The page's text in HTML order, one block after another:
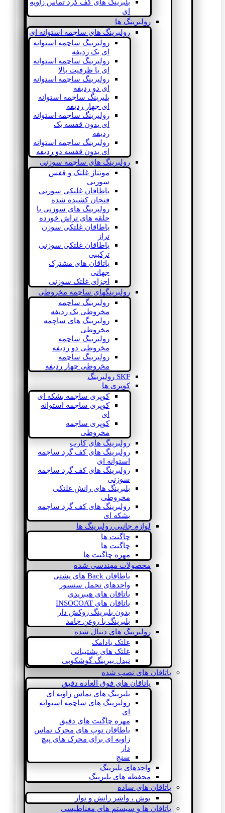
بلبرینگ های کف گرد تماس زاویه
ای
رولبرینگ ها
رولبرینگ های ساچمه استوانه ای
رولبرینگ ساچمه استوانه
ای یک ردیفه
رولبرینگ ساچمه استوانه
ای با ظرفیت بالا
رولبرینگ ساچمه استوانه
ای دو ردیفه
بلبرینگ ساچمه استوانه
ای چهار ردیفه
رولبرینگ ساچمه استوانه
ای بدون قفسه یک
ردیفه
رولبرینگ ساچمه استوانه
ای بدون قفسه دو ردیفه
رولبرینگ های ساچمه سوزنی
مونتاژ غلتک و قفس
سوزنی
یاطاقان غلتکی سوزنی
فنجان کشیده شده
رولبرینگ های سوزنی با
حلقه های تراش خورده
یاطاقان غلتکی سوزن
تراز
یاطاقان غلتکی سوزنی
ترکیبی
یاتاقان های مشترک
جهانی
اجزای غلتک سوزنی
رولبرینگهای ساچمه مخروطی
رولبرینگ ساچمه
مخروطی یک ردیفه
رولبرینگ های ساچمه
مخروطی
رولبرینگ ساچمه
مخروطی دو ردیفه
رولبرینگ ساچمه
مخروطی چهار ردیفه
SKF رولبرینگ
کوپری ها
کوپری ساچمه بشکه ای
کوپری ساچمه استوانه
ای
کوپری ساچمه
مخروطی
رولبرینگ های کارب
رولبرینگ های کف گرد ساچمه
استوانه ای
رولبرینگ های کف گرد ساچمه
سوزنی
بلبرینگ های رانش غلتکی
مخروطی
رولبرینگ های کف گرد ساچمه
بشکه ای
لوازم جانبی رولبرینگ ها
چاگنت ها
چاگنت ها
مهره چاگنت ها
محصولات مهندسی شده
یاطاقان Back های پشتی
واحدهای تحمل سنسور
یاتاقان های هیبریدی
یاتاقان های INSOCOAT
بدون بلبرینگ روکش دار
بلبرینگ با روغن جامد
رولبرینگ های دنبال شده
غلتک بادامک
غلتک های پشتیبانی
نیدل بیرینگ گوشکوبی
یاتاقان های نصب شده
یاتاقان های فوق العاده دقیق
بلبرینگ های تماس زاویه ای
رولبرینگ های ساچمه استوانه
ای
مهره چاگنت های دقیق
یاطاقان توپ های محرک تماس
زاویه ای برای محرک های پیچ
دار
سنج
واحدهای بلبرینگ
محفظه های بلبرینگ
یاتاقان های ساده
بوش ، واشر رانش و نوار
یاتاقان ها و سیستم های مغناطیسی